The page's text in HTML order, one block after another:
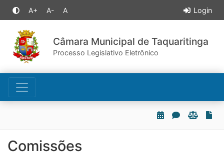
A+ A- A Login
Câmara Municipal de Taquaritinga
Processo Legislativo Eletrônico
Comissões